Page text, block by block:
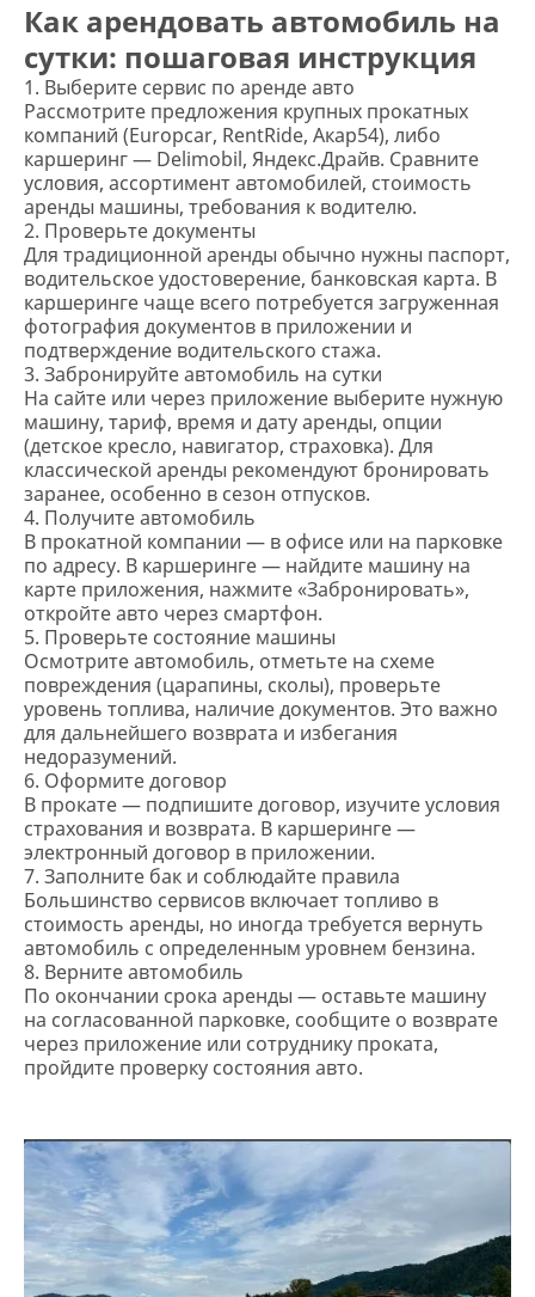
Как арендовать автомобиль на
сутки: пошаговая инструкция
1. Выберите сервис по аренде авто
Рассмотрите предложения крупных прокатных
компаний (Europcar, RentRide, Акар54), либо
каршеринг — Delimobil, Яндекс.Драйв. Сравните
условия, ассортимент автомобилей, стоимость
аренды машины, требования к водителю.
2. Проверьте документы
Для традиционной аренды обычно нужны паспорт,
водительское удостоверение, банковская карта. В
каршеринге чаще всего потребуется загруженная
фотография документов в приложении и
подтверждение водительского стажа.
3. Забронируйте автомобиль на сутки
На сайте или через приложение выберите нужную
машину, тариф, время и дату аренды, опции
(детское кресло, навигатор, страховка). Для
классической аренды рекомендуют бронировать
заранее, особенно в сезон отпусков.
4. Получите автомобиль
В прокатной компании — в офисе или на парковке
по адресу. В каршеринге — найдите машину на
карте приложения, нажмите «Забронировать»,
откройте авто через смартфон.
5. Проверьте состояние машины
Осмотрите автомобиль, отметьте на схеме
повреждения (царапины, сколы), проверьте
уровень топлива, наличие документов. Это важно
для дальнейшего возврата и избегания
недоразумений.
6. Оформите договор
В прокате — подпишите договор, изучите условия
страхования и возврата. В каршеринге —
электронный договор в приложении.
7. Заполните бак и соблюдайте правила
Большинство сервисов включает топливо в
стоимость аренды, но иногда требуется вернуть
автомобиль с определенным уровнем бензина.
8. Верните автомобиль
По окончании срока аренды — оставьте машину
на согласованной парковке, сообщите о возврате
через приложение или сотруднику проката,
пройдите проверку состояния авто.